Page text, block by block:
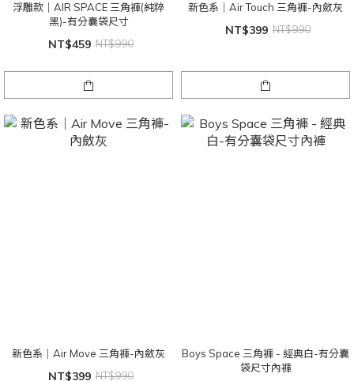
浮雕款｜AIR SPACE 三角褲(純粹
黑)-有分囊袋尺寸
NT$459 NT$990
新色系｜Air Touch 三角褲-內斂灰
NT$399 NT$990
新色系｜Air Move 三角褲-內斂灰
NT$399 NT$990
Boys Space 三角褲 - 經典白-有分囊
袋尺寸內褲